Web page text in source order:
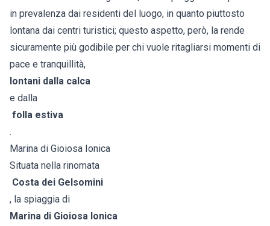
in prevalenza dai residenti del luogo, in quanto piuttosto
lontana dai centri turistici; questo aspetto, però, la rende
sicuramente più godibile per chi vuole ritagliarsi momenti di
pace e tranquillità,
lontani dalla calca
e dalla
folla estiva
.
Marina di Gioiosa Ionica
Situata nella rinomata
Costa dei Gelsomini
, la spiaggia di
Marina di Gioiosa Ionica